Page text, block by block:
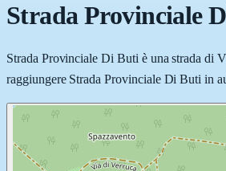
Strada Provinciale
Strada Provinciale Di Buti è una strada di
raggiungere Strada Provinciale Di Buti in